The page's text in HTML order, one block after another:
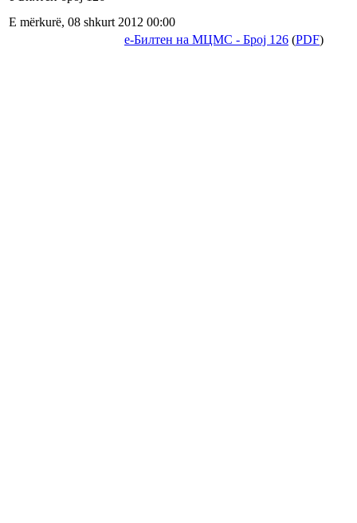
E mërkurë, 08 shkurt 2012 00:00
е-Билтен на МЦМС - Број 126 (PDF)